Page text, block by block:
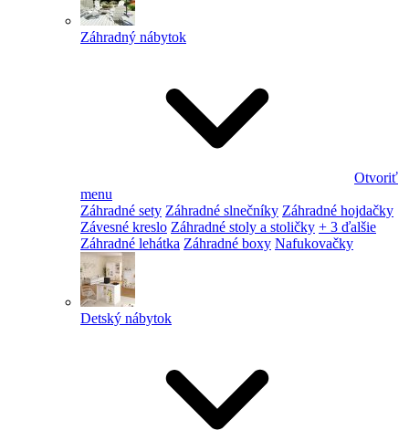
Záhradný nábytok
Otvoriť
menu
Záhradné sety Záhradné slnečníky Záhradné hojdačky
Závesné kreslo Záhradné stoly a stoličky + 3 ďalšie
Záhradné lehátka Záhradné boxy Nafukovačky
Detský nábytok